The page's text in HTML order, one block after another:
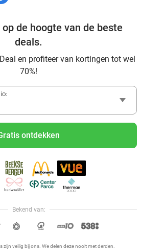
de hoogte van de beste
deals.
en profiteer van kortingen tot wel
70%!
ontdekken
Bekend van:
zijn veilig bij ons. We delen deze nooit met derden.
in jouw omgeving
haal deal-inspiratie uit onze
prix réduit à Calais
ses environs
Calais
onze klantenservice is open,
je een vraag hebt helpen